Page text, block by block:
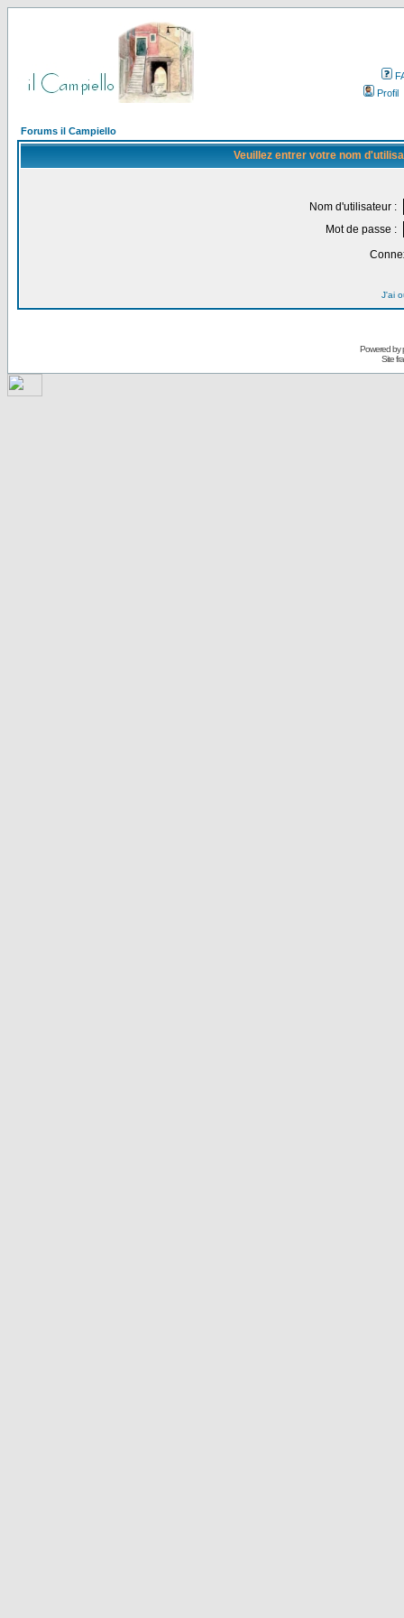
Profil
Forums il Campiello
Veuillez entrer votre nom
Nom d'utilisateur :
Mot de passe :
J'ai
Powered by
Site